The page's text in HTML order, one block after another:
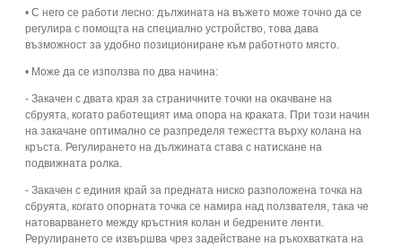
• С него се работи лесно: дължината на въжето може точно да се
регулира с помощта на специално устройство, това дава
възможност за удобно позициониране към работното място.
• Може да се използва по два начина:
- Закачен с двата края за страничните точки на окачване на
сбруята, когато работещият има опора на краката. При този начин
на закачане оптимално се разпределя тежестта върху колана на
кръста. Регулирането на дължината става с натискане на
подвижната ролка.
- Закачен с единия край за предната ниско разположена точка на
сбруята, когато опорната точка се намира над ползвателя, така че
натоварването между кръстния колан и бедрените ленти.
Рерулирането се извършва чрез задействане на ръкохватката на